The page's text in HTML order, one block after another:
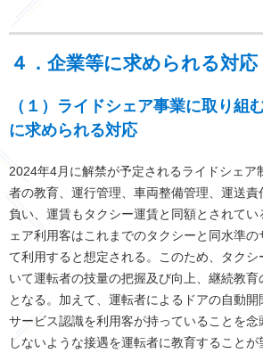
４．企業等に求められる対応
（１）ライドシェア事業に取り組
に求められる対応
2024年4月に解禁が予定されるライドシェア
者の教育、運行管理、車両整備管理、運送
負い、運賃もタクシー運賃と同額とされて
ェア利用客はこれまでのタクシーと同水準
て利用すると想定される。このため、タク
いて運転者の技量の把握及び向上、継続教
となる。加えて、運転者によるドアの自動
サービス認識を利用客が持っていることを
しないような接遇を運転者に教育することが